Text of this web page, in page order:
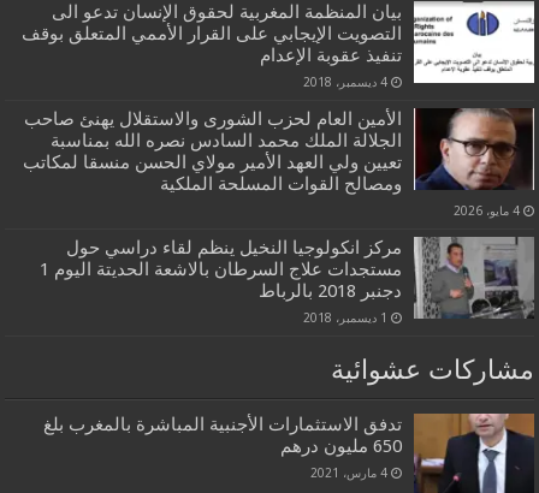
بيان المنظمة المغربية لحقوق الإنسان تدعو الى
التصويت الإيجابي على القرار الأممي المتعلق بوقف
تنفيذ عقوبة الإعدام
4 ديسمبر، 2018
الأمين العام لحزب الشورى والاستقلال يهنئ صاحب
الجلالة الملك محمد السادس نصره الله بمناسبة
تعيين ولي العهد الأمير مولاي الحسن منسقا لمكاتب
ومصالح القوات المسلحة الملكية
4 مايو، 2026
مركز انكولوجيا النخيل ينظم لقاء دراسي حول
مستجدات علاج السرطان بالاشعة الحديتة اليوم 1
دجنبر 2018 بالرباط
1 ديسمبر، 2018
مشاركات عشوائية
تدفق الاستثمارات الأجنبية المباشرة بالمغرب بلغ
650 مليون درهم
4 مارس، 2021